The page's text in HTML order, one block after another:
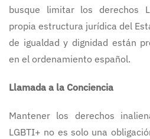
busque limitar los derechos
propia estructura jurídica del
de igualdad y dignidad están
en el ordenamiento español.
Llamada a la Conciencia
Mantener los derechos
LGBTI+ no es solo una